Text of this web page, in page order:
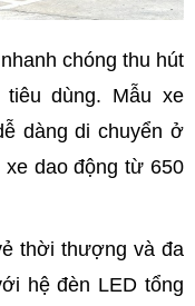
chóng thu hút
dùng. Mẫu xe
dàng di chuyển ở
dao động từ 650
thời thượng và đa
hệ đèn LED tổng